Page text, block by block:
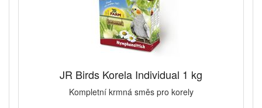
JR Birds Korela Individual 1 kg
Kompletní krmná směs pro korely